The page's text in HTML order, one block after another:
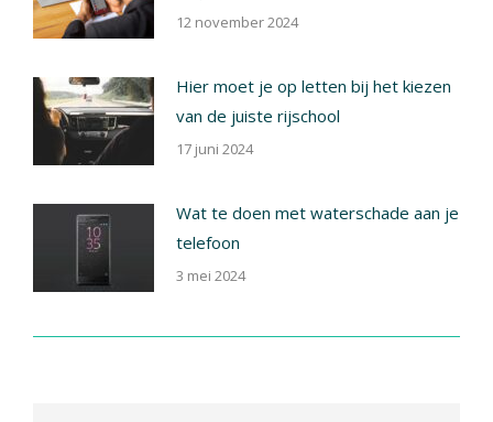
12 november 2024
Hier moet je op letten bij het kiezen
van de juiste rijschool
17 juni 2024
Wat te doen met waterschade aan je
telefoon
3 mei 2024